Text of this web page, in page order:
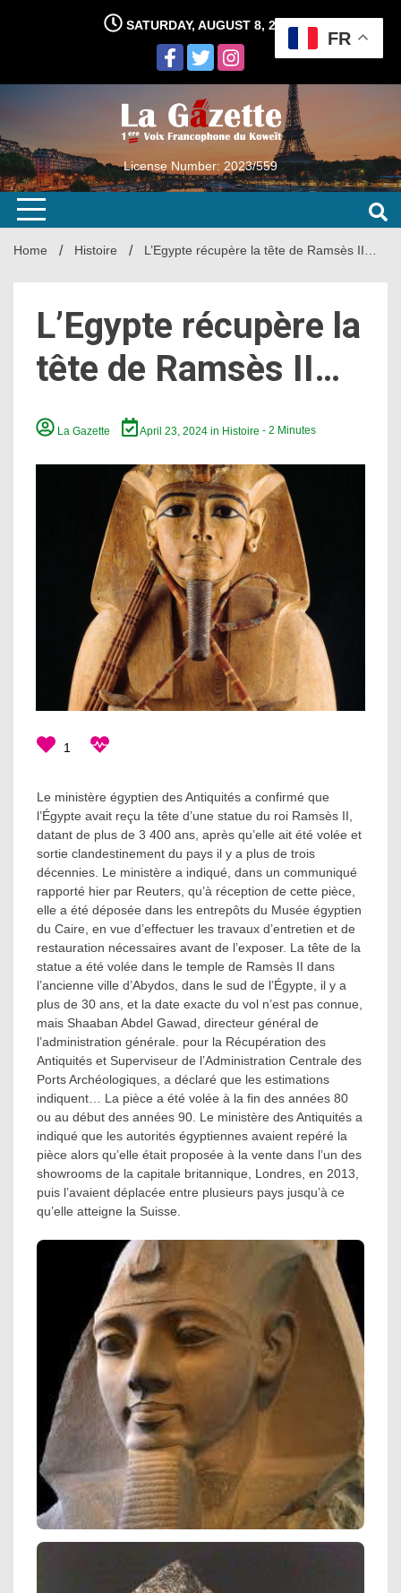
SATURDAY, AUGUST 8, 2026
License Number: 2023/559
Home Histoire L’Egypte récupère la tête de Ramsès II…
L’Egypte récupère la
tête de Ramsès II…
La Gazette April 23, 2024in Histoire - 2 Minutes
1
Le ministère égyptien des Antiquités a confirmé que
l’Égypte avait reçu la tête d’une statue du roi Ramsès II,
datant de plus de 3 400 ans, après qu’elle ait été volée et
sortie clandestinement du pays il y a plus de trois
décennies. Le ministère a indiqué, dans un communiqué
rapporté hier par Reuters, qu’à réception de cette pièce,
elle a été déposée dans les entrepôts du Musée égyptien
du Caire, en vue d’effectuer les travaux d’entretien et de
restauration nécessaires avant de l’exposer. La tête de la
statue a été volée dans le temple de Ramsès II dans
l’ancienne ville d’Abydos, dans le sud de l’Égypte, il y a
plus de 30 ans, et la date exacte du vol n’est pas connue,
mais Shaaban Abdel Gawad, directeur général de
l’administration générale. pour la Récupération des
Antiquités et Superviseur de l’Administration Centrale des
Ports Archéologiques, a déclaré que les estimations
indiquent… La pièce a été volée à la fin des années 80
ou au début des années 90. Le ministère des Antiquités a
indiqué que les autorités égyptiennes avaient repéré la
pièce alors qu’elle était proposée à la vente dans l’un des
showrooms de la capitale britannique, Londres, en 2013,
puis l’avaient déplacée entre plusieurs pays jusqu’à ce
qu’elle atteigne la Suisse.
FR